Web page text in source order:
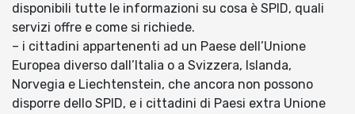
disponibili tutte le informazioni su cosa è SPID, quali
servizi offre e come si richiede.
– i cittadini appartenenti ad un Paese dell’Unione
Europea diverso dall’Italia o a Svizzera, Islanda,
Norvegia e Liechtenstein, che ancora non possono
disporre dello SPID, e i cittadini di Paesi extra Unione